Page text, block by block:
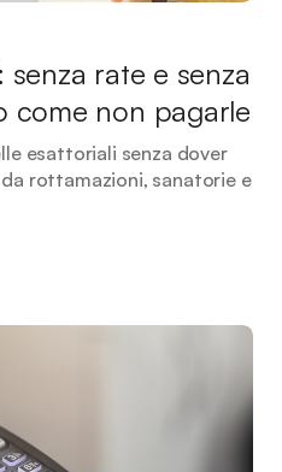
rate e senza
come non pagarle
esattoriali senza dover
rottamazioni, sanatorie e